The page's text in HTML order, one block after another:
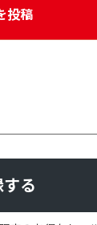
投稿
る